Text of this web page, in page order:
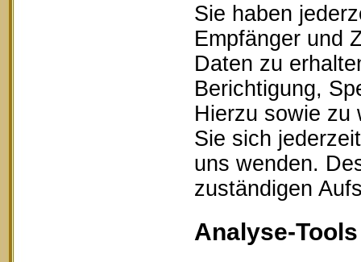
Sie haben
Empfänger und
Daten zu
Berichtigung,
Hierzu sowie zu
Sie sich
uns wenden.
zuständigen
Analyse-